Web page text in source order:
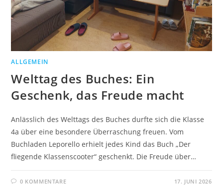
ALLGEMEIN
Welttag des Buches: Ein
Geschenk, das Freude macht
Anlässlich des Welttags des Buches durfte sich die Klasse
4a über eine besondere Überraschung freuen. Vom
Buchladen Leporello erhielt jedes Kind das Buch „Der
fliegende Klassenscooter“ geschenkt. Die Freude über…
0 KOMMENTARE 17. JUNI 2026